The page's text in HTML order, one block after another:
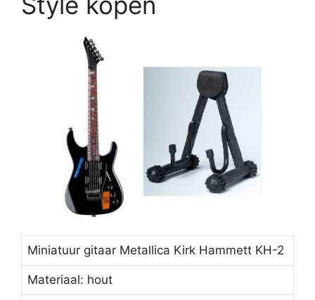
Miniatuur gitaar Metallica Kirk Hammett KH-2
Materiaal: hout